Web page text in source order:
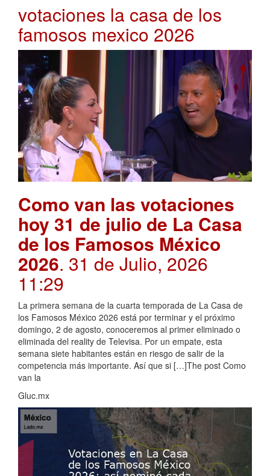
votaciones la casa de los
famosos mexico 2026
Como van las votaciones
hoy 31 de julio de La Casa
de los Famosos México
2026. 31 de Julio, 2026
11:29
La primera semana de la cuarta temporada de La Casa de
los Famosos México 2026 está por terminar y el próximo
domingo, 2 de agosto, conoceremos al primer eliminado o
eliminada del reality de Televisa. Por un empate, esta
semana siete habitantes están en riesgo de salir de la
competencia más importante. Así que si […]The post Como
van la
Gluc.mx